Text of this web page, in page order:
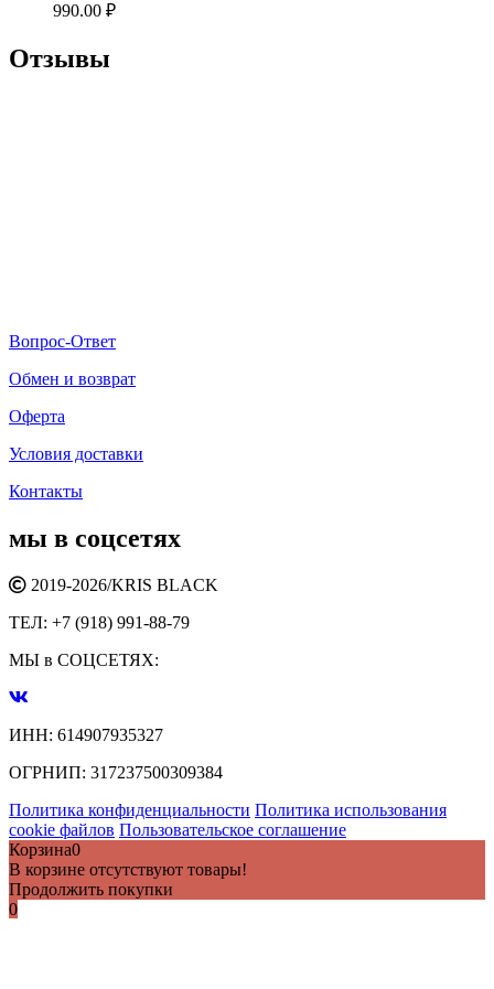
990.00 ₽
Отзывы
Вопрос-Ответ
Обмен и возврат
Оферта
Условия доставки
Контакты
мы в соцсетях
2019-2026/KRIS BLACK
ТЕЛ: +7 (918) 991-88-79
МЫ в СОЦСЕТЯХ:
ИНН: 614907935327
ОГРНИП: 317237500309384
Политика конфиденциальности Политика использования
cookie файлов Пользовательское соглашение
Корзина0
В корзине отсутствуют товары!
Продолжить покупки
0